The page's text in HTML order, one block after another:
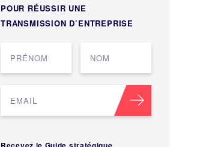
POUR RÉUSSIR UNE
TRANSMISSION D’ENTREPRISE